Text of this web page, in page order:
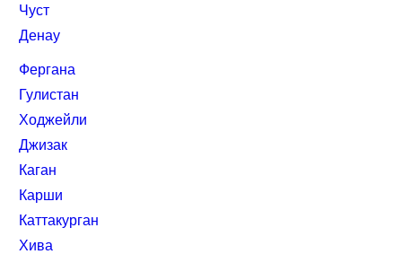
Чуст
Денау
Фергана
Гулистан
Ходжейли
Джизак
Каган
Карши
Каттакурган
Хива